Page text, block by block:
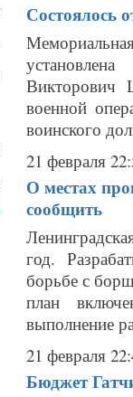
Состоялось
Викторович
военной
воинского
21 февраля
О местах
сообщить
год.
борьбе с
план
выполнение
21 февраля
Бюджет